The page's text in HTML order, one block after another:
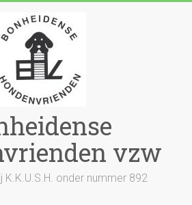
vzw
K.K.U.S.H. onder nummer 892